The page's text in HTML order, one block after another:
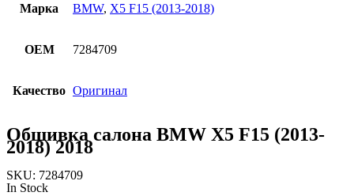
Марка BMW, X5 F15 (2013-2018)
OEM 7284709
Качество Оригинал
Обшивка салона BMW X5 F15 (2013-
2018) 2018
SKU: 7284709
In Stock